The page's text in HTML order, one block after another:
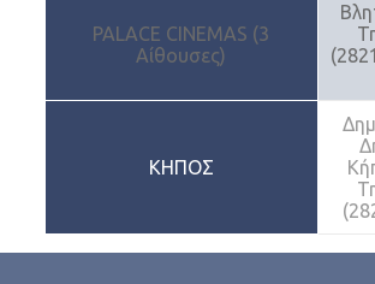
PALACE CINEMAS (3
Αίθουσες)
ΚΗΠΟΣ